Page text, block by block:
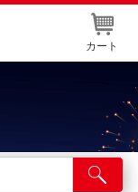
カート